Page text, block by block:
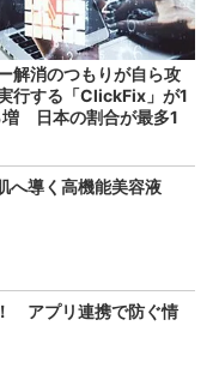
解消のつもりが自ら攻
行する「ClickFix」が1
日本の割合が最多1
へ導く高機能美容液
アプリ連携で防ぐ情